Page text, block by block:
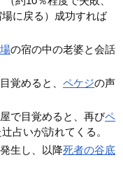
に戻る）成功すれば
の宿の中の老婆と会話
覚めると、ペケジの声
で目覚めると、再びペ
占いが訪れてくる。
生し、以降死者の谷底